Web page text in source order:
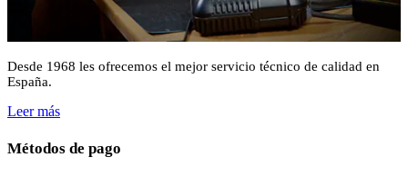
Desde 1968 les ofrecemos el mejor servicio técnico de calidad en
España.
Leer más
Métodos de pago